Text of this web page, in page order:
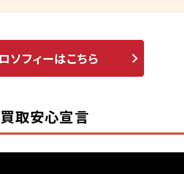
ソフィーはこちら
取安心宣言